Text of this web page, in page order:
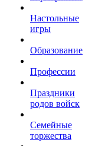
Настольные
игры
Образование
Профессии
Праздники
родов войск
Семейные
торжества